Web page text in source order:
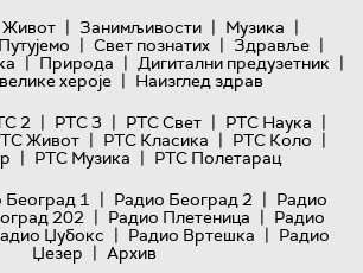
Живот | Занимљивости | Музика |
Путујемо | Свет познатих | Здравље |
| Природа | Дигитални предузетник |
хероје | Наизглед здрав
2 | РТС 3 | РТС Свет | РТС Наука |
Живот | РТС Класика | РТС Коло |
| РТС Музика | РТС Полетарац
Београд 1 | Радио Београд 2 | Радио
202 | Радио Плетеница | Радио
Џубокс | Радио Вртешка | Радио
Џезер | Архив